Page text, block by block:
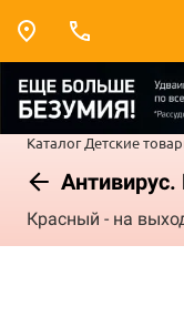
Каталог Детские
Красный - на